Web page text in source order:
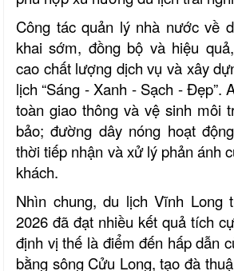
Công tác quản lý nhà nước về
khai sớm, đồng bộ và hiệu
cao chất lượng dịch vụ và xây
lịch “Sáng - Xanh - Sạch - Đẹp”.
toàn giao thông và vệ sinh môi
bảo; đường dây nóng hoạt
thời tiếp nhận và xử lý phản ánh
khách.
Nhìn chung, du lịch Vĩnh Long
2026 đã đạt nhiều kết quả tích
định vị thế là điểm đến hấp dẫn
bằng sông Cửu Long, tạo đà